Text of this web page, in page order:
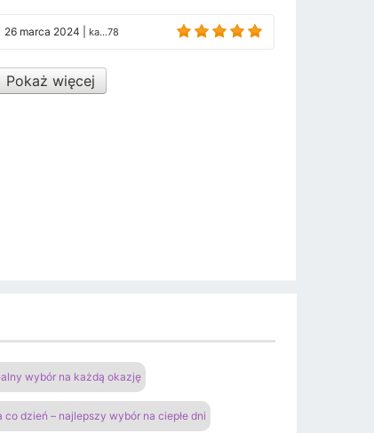
26 marca 2024 ka...78
Pokaż więcej
wybór na każdą okazję
co dzień – najlepszy wybór na ciepłe dni